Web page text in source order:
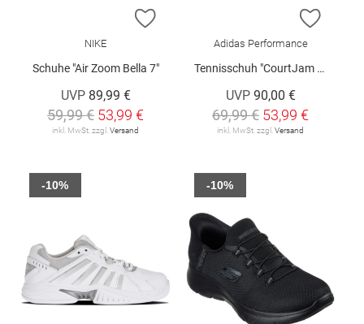
ZUR WUNSCHLISTE HINZUFÜGEN
NIKE
Schuhe "Air Zoom Bella 7"
UVP 89,99 €
59,99 € 53,99 €
inkl. MwSt. zzgl. Versand
ZUR
Adidas Performance
Tennisschuh "CourtJam Control 3 W"
UVP 90,00 €
69,99 € 53,99 €
inkl. MwSt. zzgl. Versand
-10% -10%